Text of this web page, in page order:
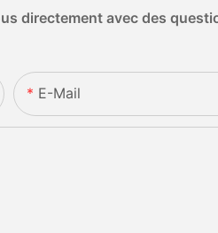
directement avec des
E-Mail